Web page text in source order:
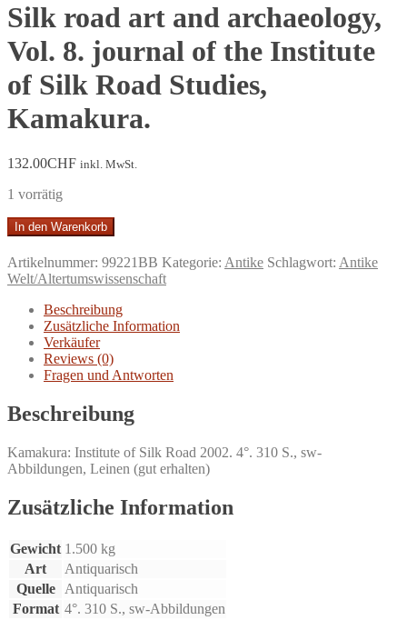
Silk road art and archaeology,
Vol. 8. journal of the Institute
of Silk Road Studies,
Kamakura.
132.00CHF inkl. MwSt.
1 vorrätig
Silk
road
art
and
archaeology,
Vol.
journal
of
Silk
Studies,
Kamakura.
In den Warenkorb
Artikelnummer: 99221BB Kategorie: Antike Schlagwort: Antike
Welt/Altertumswissenschaft
Beschreibung
Zusätzliche Information
Verkäufer
Reviews (0)
Fragen und Antworten
Beschreibung
Kamakura: Institute of Silk Road 2002. 4°. 310 S., sw-
Abbildungen, Leinen (gut erhalten)
Zusätzliche Information
Gewicht 1.500 kg
Art
Antiquarisch
Quelle
Antiquarisch
Format 4°. 310 S., sw-Abbildungen